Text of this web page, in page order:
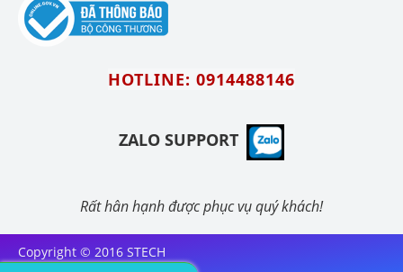
HOTLINE: 0914488146
ZALO SUPPORT
Rất hân hạnh được phục vụ quý khách!
Copyright © 2016 STECH